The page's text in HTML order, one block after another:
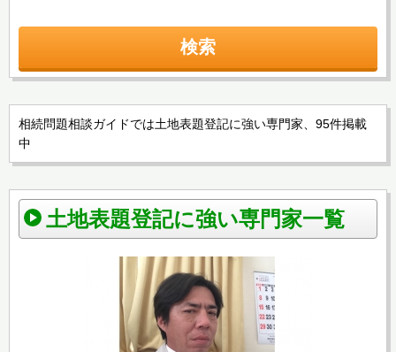
検索
相続問題相談ガイドでは土地表題登記に強い専門家、95件掲載
中
土地表題登記に強い専門家一覧